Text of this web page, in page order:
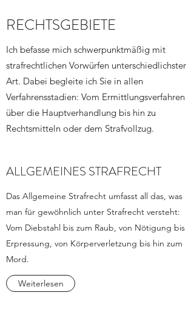
RECHTSGEBIETE
Ich befasse mich schwerpunktmäßig mit
strafrechtlichen Vorwürfen unterschiedlichster
Art. Dabei begleite ich Sie in allen
Verfahrensstadien: Vom Ermittlungsverfahren
über die Hauptverhandlung bis hin zu
Rechtsmitteln oder dem Strafvollzug.
ALLGEMEINES STRAFRECHT
Das Allgemeine Strafrecht umfasst all das, was
man für gewöhnlich unter Strafrecht versteht:
Vom Diebstahl bis zum Raub, von Nötigung bis
Erpressung, von Körperverletzung bis hin zum
Mord.
Weiterlesen